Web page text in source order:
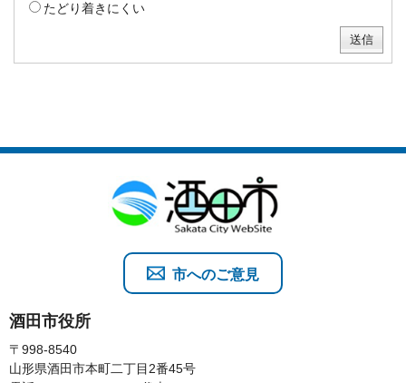
たどり着きにくい
酒田市役所
〒998-8540
山形県酒田市本町二丁目2番45号
市へのご意見